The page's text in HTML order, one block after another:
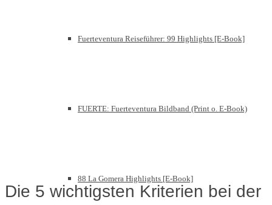
Fuerteventura Reiseführer: 99 Highlights [E-Book]
FUERTE: Fuerteventura Bildband (Print o. E-Book)
88 La Gomera Highlights [E-Book]
Die 5 wichtigsten Kriterien bei der